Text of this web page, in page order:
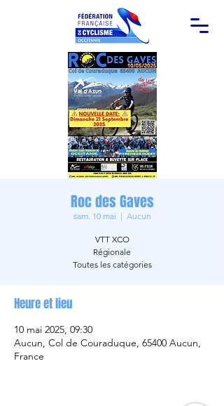
Roc des Gaves
sam. 10 mai
  |
Aucun
VTT XCO
Régionale
Toutes les catégories
Heure et lieu
10 mai 2025, 09:30
Aucun, Col de Couraduque, 65400 Aucun,
France